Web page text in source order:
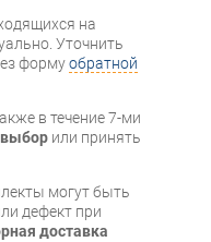
на
Уточнить
формуобратной
в течение 7-ми
или принять
могут быть
дефект при
доставка